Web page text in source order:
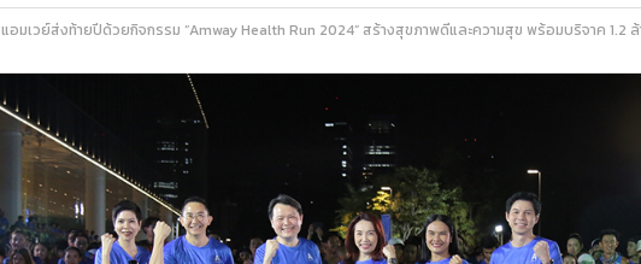
แอมเวย์ส่งท้ายปีด้วยกิจกรรม “Amway Health Run 2024” สร้างสุขภาพดีและความสุข พร้อมบริจาค 1.2